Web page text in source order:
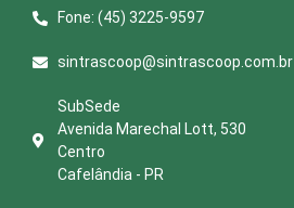
Fone: (45) 3225-9597
sintrascoop@sintrascoop.com.br
SubSede
Avenida Marechal Lott, 530
Centro
Cafelândia - PR